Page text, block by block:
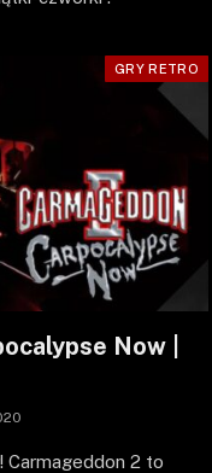
GRY RETRO
Now |
Carmageddon 2 to